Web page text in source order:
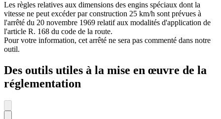
Les règles relatives aux dimensions des engins spéciaux dont la
vitesse ne peut excéder par construction 25 km/h sont prévues à
l'arrêté du 20 novembre 1969 relatif aux modalités d'application de
l'article R. 168 du code de la route.
Pour votre information, cet arrêté ne sera pas commenté dans notre
outil.
Des outils utiles à la mise en œuvre de la
réglementation